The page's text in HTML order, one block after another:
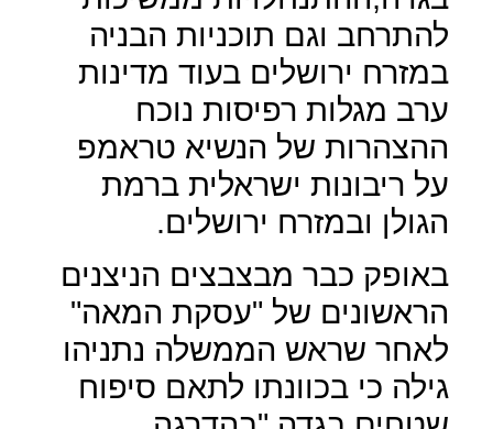
להתרחב וגם תוכניות הבניה
במזרח ירושלים בעוד מדינות
ערב מגלות רפיסות נוכח
ההצהרות של הנשיא טראמפ
על ריבונות ישראלית ברמת
הגולן ובמזרח ירושלים.
באופק כבר מבצבצים הניצנים
הראשונים של "עסקת המאה"
לאחר שראש הממשלה נתניהו
גילה כי בכוונתו לתאם סיפוח